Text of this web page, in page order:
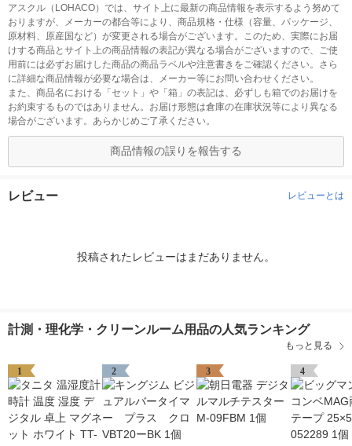
アスクル（LOHACO）では、サイト上に最新の商品情報を表示するよう努めて
おりますが、メーカーの都合等により、商品規格・仕様（容量、パッケージ、
原材料、原産国など）が変更される場合がございます。このため、実際にお届
けする商品とサイト上の商品情報の表記が異なる場合がございますので、ご使
用前には必ずお届けした商品の商品ラベルや注意書きをご確認ください。さら
に詳細な商品情報が必要な場合は、メーカー等にお問い合わせください。
また、商品名における「セット」や「箱」の表記は、必ずしも箱でのお届けを
お約束するものではありません。お届け形態は倉庫の在庫状況等により異なる
場合がございます。あらかじめご了承ください。
商品情報の誤りを報告する
レビュー レビューとは
投稿されたレビューはまだありません。
計測・理化学・クリーンルーム用品の人気ランキング
もっと見る
1 2 3 4